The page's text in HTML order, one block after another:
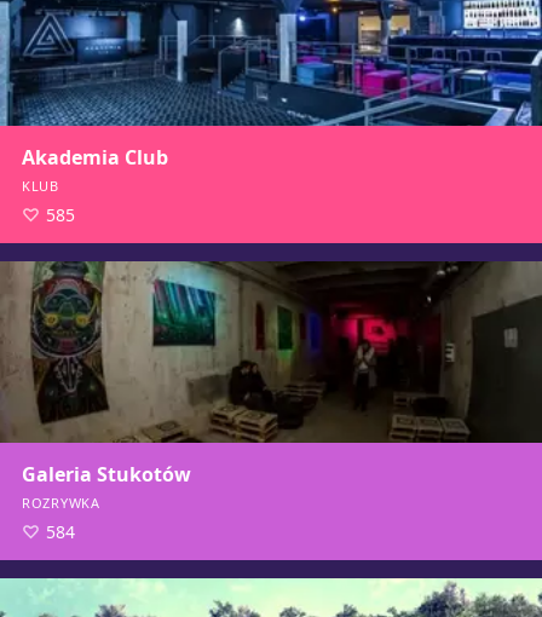
Akademia Club
KLUB
585
Galeria Stukotów
ROZRYWKA
584